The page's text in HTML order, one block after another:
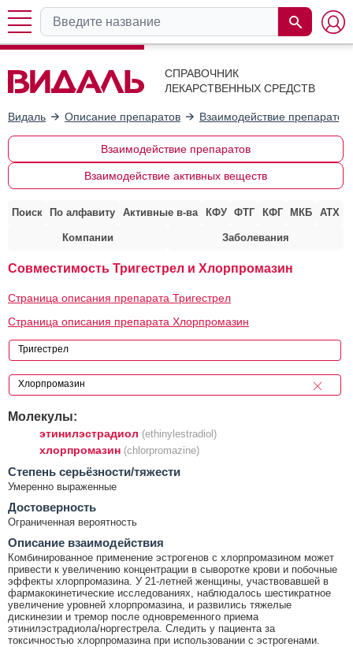
СПРАВОЧНИК
ЛЕКАРСТВЕННЫХ СРЕДСТВ
Видаль Описание препаратов Взаимодействие препаратов
Взаимодействие препаратов
Взаимодействие активных веществ
Поиск По алфавиту Активные в-ва КФУ ФТГ КФГ МКБ АТХ
Компании Заболевания
Совместимость Тригестрел и Хлорпромазин
Страница описания препарата Тригестрел
Страница описания препарата Хлорпромазин
Молекулы:
этинилэстрадиол (ethinylestradiol)
хлорпромазин (chlorpromazine)
Cтепень серьёзности/тяжести
Умеренно выраженные
Достоверность
Ограниченная вероятность
Описание взаимодействия
Комбинированное применение эстрогенов с хлорпромазином может
привести к увеличению концентрации в сыворотке крови и побочные
эффекты хлорпромазина. У 21-летней женщины, участвовавшей в
фармакокинетические исследованиях, наблюдалось шестикратное
увеличение уровней хлорпромазина, и развились тяжелые
дискинезии и тремор после одновременного приема
этинилэстрадиола/норгестрела. Следить у пациента за
токсичностью хлорпромазина при использовании с эстрогенами.